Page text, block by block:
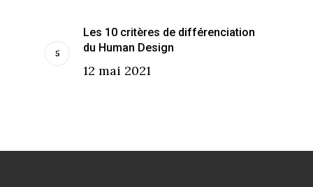
Les 10 critères de différenciation
du Human Design
12 mai 2021